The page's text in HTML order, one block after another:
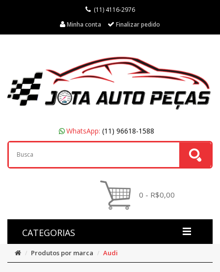
(11) 4116-2976
Minha conta
Finalizar pedido
WhatsApp: (11) 96618-1588
0 - R$0,00
CATEGORIAS
Produtos por marca Audi